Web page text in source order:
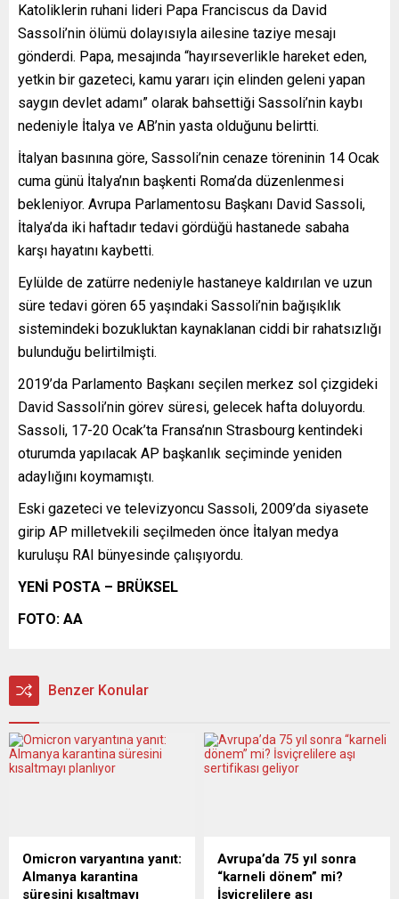
Katoliklerin ruhani lideri Papa Franciscus da David
Sassoli’nin ölümü dolayısıyla ailesine taziye mesajı
gönderdi. Papa, mesajında “hayırseverlikle hareket eden,
yetkin bir gazeteci, kamu yararı için elinden geleni yapan
saygın devlet adamı” olarak bahsettiği Sassoli’nin kaybı
nedeniyle İtalya ve AB’nin yasta olduğunu belirtti.
İtalyan basınına göre, Sassoli’nin cenaze töreninin 14 Ocak
cuma günü İtalya’nın başkenti Roma’da düzenlenmesi
bekleniyor. Avrupa Parlamentosu Başkanı David Sassoli,
İtalya’da iki haftadır tedavi gördüğü hastanede sabaha
karşı hayatını kaybetti.
Eylülde de zatürre nedeniyle hastaneye kaldırılan ve uzun
süre tedavi gören 65 yaşındaki Sassoli’nin bağışıklık
sistemindeki bozukluktan kaynaklanan ciddi bir rahatsızlığı
bulunduğu belirtilmişti.
2019’da Parlamento Başkanı seçilen merkez sol çizgideki
David Sassoli’nin görev süresi, gelecek hafta doluyordu.
Sassoli, 17-20 Ocak’ta Fransa’nın Strasbourg kentindeki
oturumda yapılacak AP başkanlık seçiminde yeniden
adaylığını koymamıştı.
Eski gazeteci ve televizyoncu Sassoli, 2009’da siyasete
girip AP milletvekili seçilmeden önce İtalyan medya
kuruluşu RAI bünyesinde çalışıyordu.
YENİ POSTA – BRÜKSEL
FOTO: AA
Benzer Konular
Omicron varyantına yanıt:
Almanya karantina
süresini kısaltmayı
Avrupa’da 75 yıl sonra
“karneli dönem” mi?
İsviçrelilere aşı